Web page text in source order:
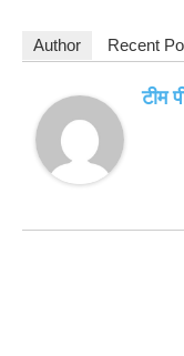
Author Recent
टीम